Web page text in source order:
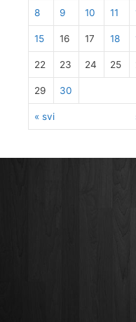
« svi
8 9 10 11
15 16 17 18
22 23 24 25
29 30